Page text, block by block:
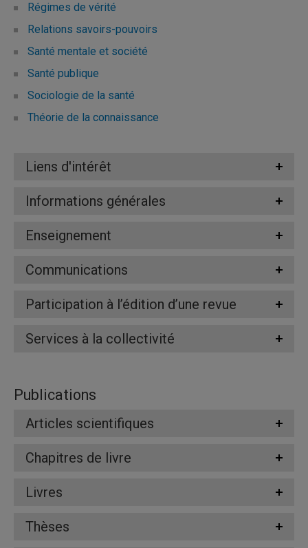
Régimes de vérité
Relations savoirs-pouvoirs
Santé mentale et société
Santé publique
Sociologie de la santé
Théorie de la connaissance
Liens d'intérêt
Informations générales
Enseignement
Communications
Participation à l’édition d’une revue
Services à la collectivité
Publications
Articles scientifiques
Chapitres de livre
Livres
Thèses